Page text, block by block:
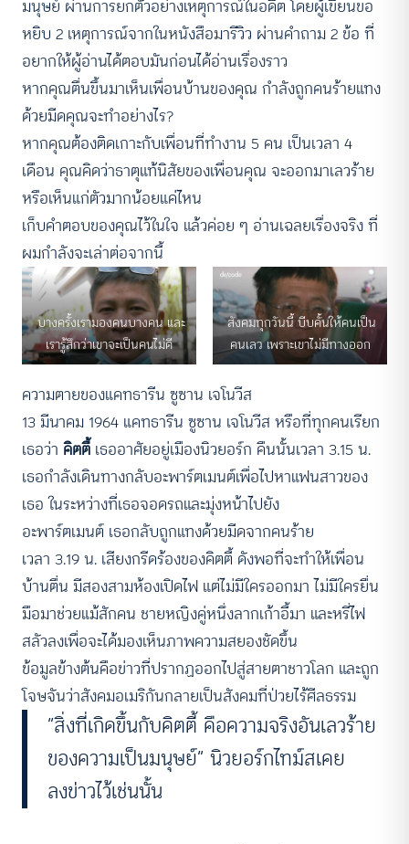
มนุษย์ ผ่านการยกตัวอย่างเหตุการณ์ในอดีต โดยผู้เขียนขอ
หยิบ 2 เหตุการณ์จากในหนังสือมารีวิว ผ่านคำถาม 2 ข้อ ที่
อยากให้ผู้อ่านได้ตอบมันก่อนได้อ่านเรื่องราว
หากคุณตื่นขึ้นมาเห็นเพื่อนบ้านของคุณ กำลังถูกคนร้ายแทง
ด้วยมีดคุณจะทำอย่างไร?
หากคุณต้องติดเกาะกับเพื่อนที่ทำงาน 5 คน เป็นเวลา 4
เดือน คุณคิดว่าธาตุแท้นิสัยของเพื่อนคุณ จะออกมาเลวร้าย
หรือเห็นแก่ตัวมากน้อยแค่ไหน
เก็บคำตอบของคุณไว้ในใจ แล้วค่อย ๆ อ่านเฉลยเรื่องจริง ที่
ผมกำลังจะเล่าต่อจากนี้
บางครั้งเรามองคนบางคน และ
เรารู้สึกว่าเขาจะเป็นคนไม่ดี
สังคมทุกวันนี้ บีบคั้นให้คนเป็น
คนเลว เพราะเขาไม่มีทางออก
ความตายของแคทธารีน ซูซาน เจโนวีส
13 มีนาคม 1964 แคทธารีน ซูซาน เจโนวีส หรือที่ทุกคนเรียก
เธอว่า คิตตี้ เธออาศัยอยู่เมืองนิวยอร์ก คืนนั้นเวลา 3.15 น.
เธอกำลังเดินทางกลับอะพาร์ตเมนต์เพื่อไปหาแฟนสาวของ
เธอ ในระหว่างที่เธอจอดรถและมุ่งหน้าไปยัง
อะพาร์ตเมนต์ เธอกลับถูกแทงด้วยมีดจากคนร้าย
เวลา 3.19 น. เสียงกรีดร้องของคิตตี้ ดังพอที่จะทำให้เพื่อน
บ้านตื่น มีสองสามห้องเปิดไฟ แต่ไม่มีใครออกมา ไม่มีใครยื่น
มือมาช่วยแม้สักคน ชายหญิงคู่หนึ่งลากเก้าอี้มา และหรี่ไฟ
สลัวลงเพื่อจะได้มองเห็นภาพความสยองชัดขึ้น
ข้อมูลข้างต้นคือข่าวที่ปรากฏออกไปสู่สายตาชาวโลก และถูก
โจษจันว่าสังคมอเมริกันกลายเป็นสังคมที่ป่วยไร้ศีลธรรม
“สิ่งที่เกิดขึ้นกับคิตตี้ คือความจริงอันเลวร้าย
ของความเป็นมนุษย์” นิวยอร์กไทม์สเคย
ลงข่าวไว้เช่นนั้น